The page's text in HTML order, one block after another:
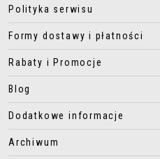
Polityka serwisu
Formy dostawy i płatności
Rabaty i Promocje
Blog
Dodatkowe informacje
Archiwum